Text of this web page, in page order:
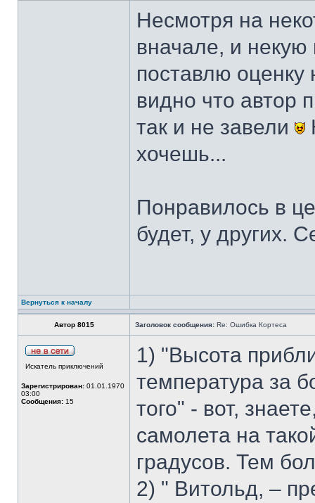
Несмотря на
вначале, и
поставлю оценку
видно что автор
так и не завели
хочешь...
Понравилось в
будет, у других.
Вернуться к началу
Автор 8015 Заголовок сообщения: Re: Ошибка Кортеса
Искатель приключений
Зарегистрирован: 01.01.1970
03:00
Сообщения: 15
1) "Высота
температура за
того" - вот,
самолета на
градусов. Тем
2) " Витольд, –